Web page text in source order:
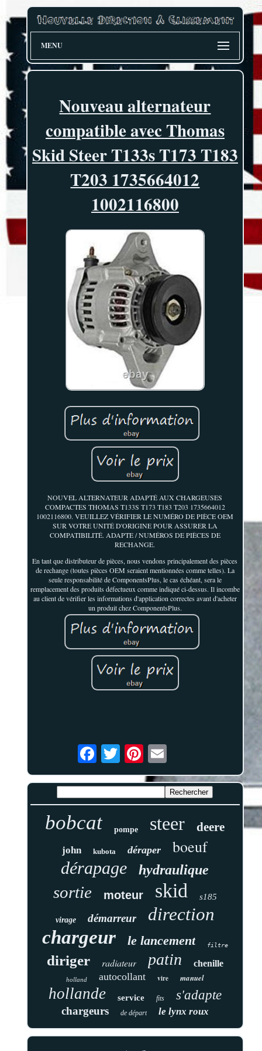
MENU
Nouveau alternateur
compatible avec Thomas
Skid Steer T133s T173 T183
T203 1735664012
1002116800
NOUVEL ALTERNATEUR ADAPTÉ AUX CHARGEUSES
COMPACTES THOMAS T133S T173 T183 T203 1735664012
1002116800. VEUILLEZ VÉRIFIER LE NUMÉRO DE PIÈCE OEM
SUR VOTRE UNITÉ D'ORIGINE POUR ASSURER LA
COMPATIBILITÉ. ADAPTE / NUMÉROS DE PIÈCES DE
RECHANGE.
En tant que distributeur de pièces, nous vendons principalement des pièces
de rechange (toutes pièces OEM seraient mentionnées comme telles). La
seule responsabilité de ComponentsPlus, le cas échéant, sera le
remplacement des produits défectueux comme indiqué ci-dessus. Il incombe
au client de vérifier les informations d'application correctes avant d'acheter
un produit chez ComponentsPlus.
bobcat pompe steer deere
john kubota déraper boeuf
dérapage hydraulique
sortie moteur skid s185
virage démarreur direction
chargeur le lancement filtre
diriger radiateur patin chenille
holland autocollant vire manuel
hollande service fits s'adapte
chargeurs de départ le lynx roux